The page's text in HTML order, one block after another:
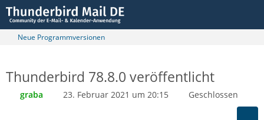
Neue Programmversionen
Thunderbird 78.8.0 veröffentlicht
graba 23. Februar 2021 um 20:15 Geschlossen